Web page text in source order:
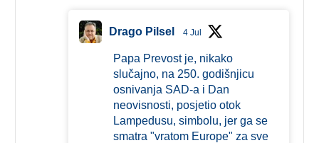
Drago Pilsel 4 Jul
Papa Prevost je, nikako
slučajno, na 250. godišnjicu
osnivanja SAD-a i Dan
neovisnosti, posjetio otok
Lampedusu, simbolu, jer ga se
smatra "vratom Europe" za sve